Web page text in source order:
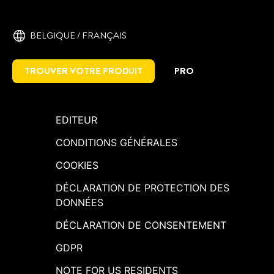
BELGIQUE / FRANÇAIS
TROUVER VOTRE PRODUIT PRO
EDITEUR
CONDITIONS GÉNÉRALES
COOKIES
DÉCLARATION DE PROTECTION DES
DONNÉES
DÉCLARATION DE CONSENTEMENT
GDPR
NOTE FOR US RESIDENTS